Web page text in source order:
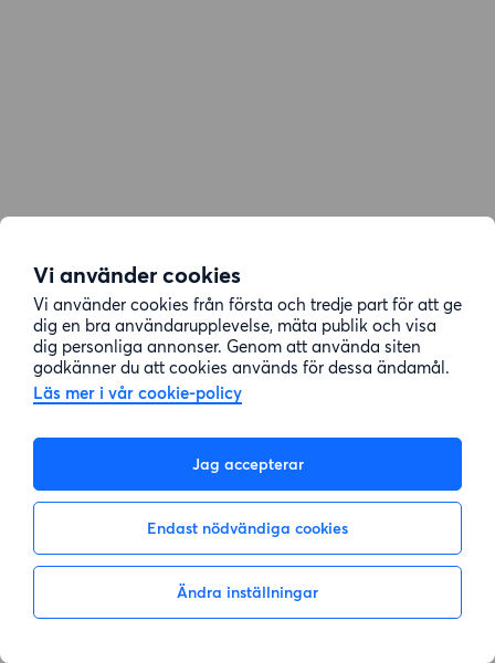
Vi använder cookies
Vi använder cookies från första och tredje part för att ge
dig en bra användarupplevelse, mäta publik och visa
dig personliga annonser. Genom att använda siten
godkänner du att cookies används för dessa ändamål.
Läs mer i vår cookie-policy
Jag accepterar
Endast nödvändiga cookies
Ändra inställningar